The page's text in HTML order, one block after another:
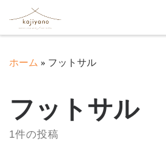
コンテンツへスキップ
ホーム » フットサル
フットサル
1件の投稿